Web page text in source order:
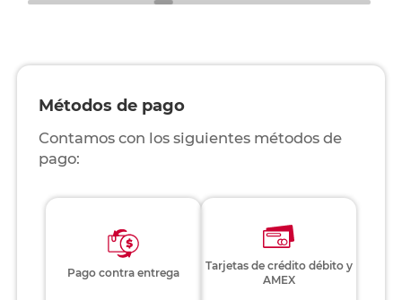
Métodos de pago
Contamos con los siguientes métodos de
pago:
Pago contra entrega
Tarjetas de crédito débito y
AMEX